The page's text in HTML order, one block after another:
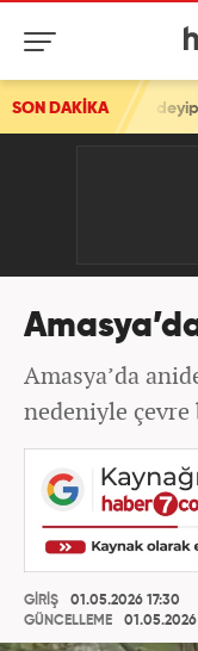
SON DAKİKA
deyip son dakika
Amasya’da
nedeniyle çevre
GİRİŞ
01.05.2026 17:30
GÜNCELLEME
01.05.2026